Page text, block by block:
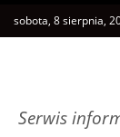
sobota, 8 sierpnia,
Serwis